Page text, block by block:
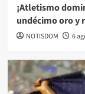
¡Atletismo
undécimo oro y
NOTISDOM 6